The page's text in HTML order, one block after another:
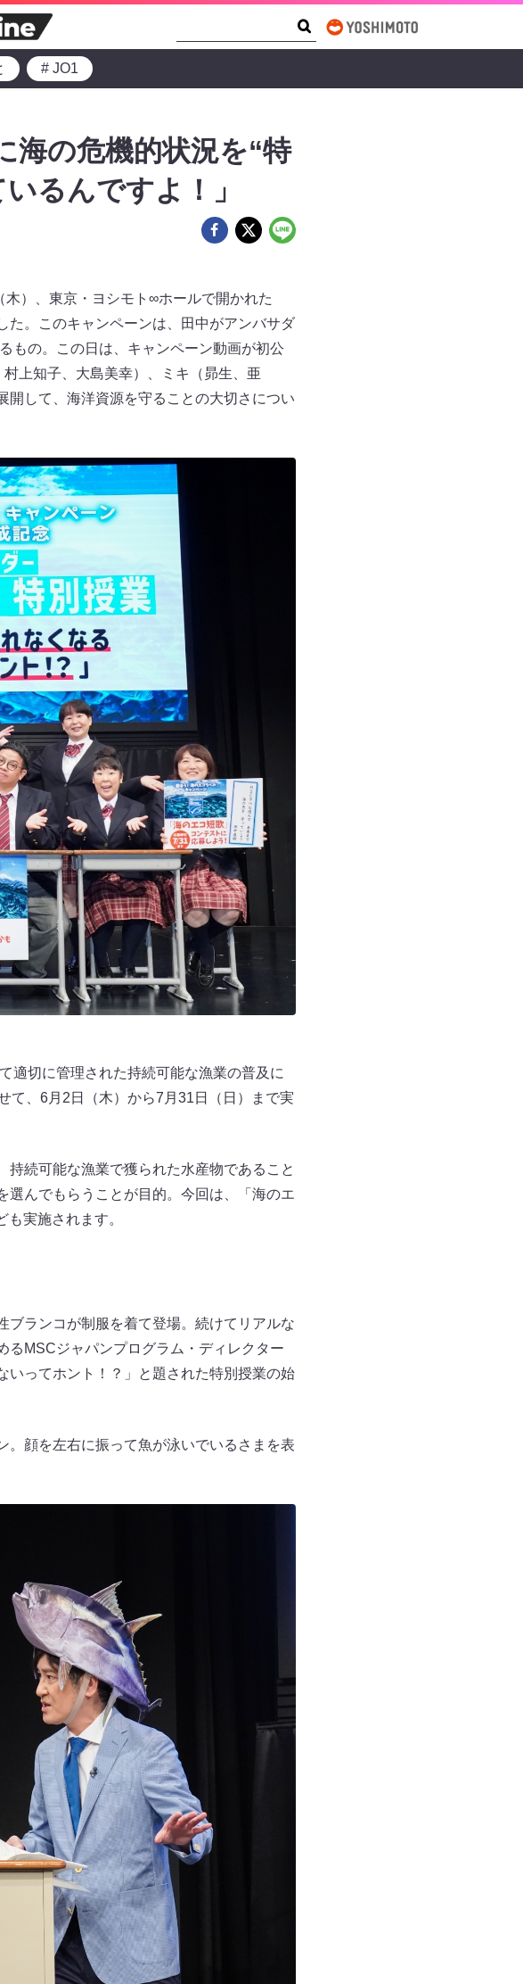
# JO1
海の危機的状況を“特
るんですよ！」
木）、東京・ヨシモト∞ホールで開かれた
。このキャンペーンは、田中がアンバサダ
もの。この日は、キャンペーン動画が初公
上知子、大島美幸）、ミキ（昴生、亜
して、海洋資源を守ることの大切さについ
適切に管理された持続可能な漁業の普及に
て、6月2日（木）から7月31日（日）まで実
持続可能な漁業で獲られた水産物であること
選んでもらうことが目的。今回は、「海のエ
実施されます。
ランコが制服を着て登場。続けてリアルな
るMSCジャパンプログラム・ディレクター
いってホント！？」と題された特別授業の始
。顔を左右に振って魚が泳いでいるさまを表